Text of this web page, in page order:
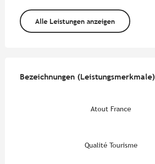
Alle Leistungen anzeigen
Bezeichnungen (Leistungsmerkmale)
Bezeichnungen (Leistungsmerkmale)
Atout France
Qualité Tourisme